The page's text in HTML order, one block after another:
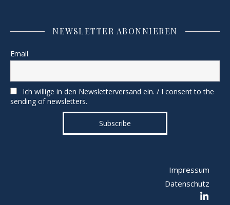
NEWSLETTER ABONNIEREN
Email
Ich willige in den Newsletterversand ein. / I consent to the
sending of newsletters.
Impressum
Datenschutz